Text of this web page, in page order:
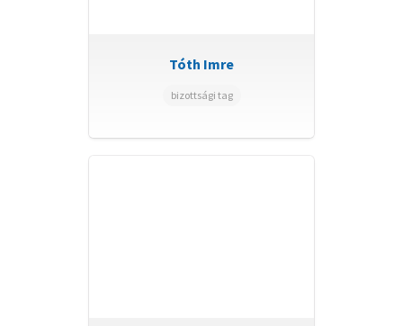
Tóth Imre
bizottsági tag